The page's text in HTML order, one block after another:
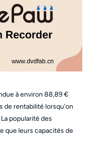
à environ 88,89 €
de rentabilité lorsqu'on
popularité des
que leurs capacités de